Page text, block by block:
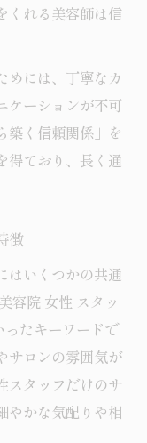
くれる美容師は信
めには、丁寧なカ
ケーションが不可
築く信頼関係」を
得ており、長く通
徴
はいくつかの共通
容院 女性 スタッ
ったキーワードで
サロンの雰囲気が
スタッフだけのサ
やかな気配りや相